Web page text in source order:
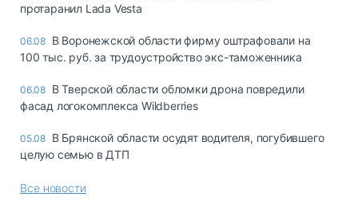
протаранил Lada Vesta
06.08 В Воронежской области фирму оштрафовали на
100 тыс. руб. за трудоустройство экс-таможенника
06.08 В Тверской области обломки дрона повредили
фасад логокомплекса Wildberries
05.08 В Брянской области осудят водителя, погубившего
целую семью в ДТП
Все новости